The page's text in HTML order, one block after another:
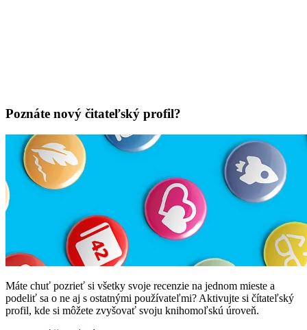
Poznáte nový čitateľský profil?
Máte chuť pozrieť si všetky svoje recenzie na jednom mieste a
podeliť sa o ne aj s ostatnými používateľmi? Aktivujte si čítateľský
profil, kde si môžete zvyšovať svoju knihomoľskú úroveň.